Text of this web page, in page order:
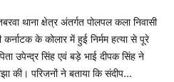
थाना क्षेत्र अंतर्गत पोलपल कला निवासी
के कोलार में हुई निर्मम हत्या से पूरे
उपेन्द्र सिंह एवं बड़े भाई दीपक सिंह ने
की। परिजनों ने बताया कि संदीप…